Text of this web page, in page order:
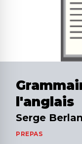
l'anglais
Serge
PREPAS